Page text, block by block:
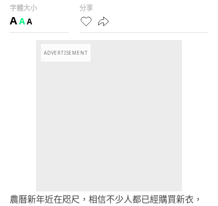
字體大小
AAA
分享
ADVERTISEMENT
農曆新年近在咫尺，相信不少人都已經購買新衣，